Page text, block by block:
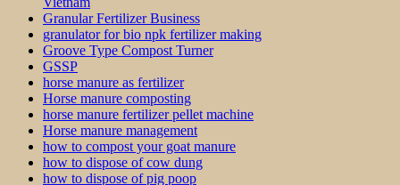
Granular Fertilizer Business
granulator for bio npk fertilizer making
Groove Type Compost Turner
GSSP
horse manure as fertilizer
Horse manure composting
horse manure fertilizer pellet machine
Horse manure management
how to compost your goat manure
how to dispose of cow dung
how to dispose of pig poop